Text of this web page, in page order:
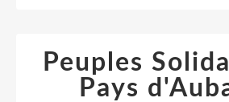
Peuples
Pays